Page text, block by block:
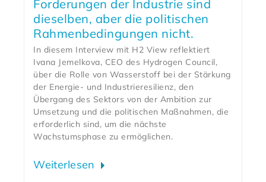
Forderungen der Industrie sind
dieselben, aber die politischen
Rahmenbedingungen nicht.
In diesem Interview mit H2 View reflektiert
Ivana Jemelkova, CEO des Hydrogen Council,
über die Rolle von Wasserstoff bei der Stärkung
der Energie- und Industrieresilienz, den
Übergang des Sektors von der Ambition zur
Umsetzung und die politischen Maßnahmen, die
erforderlich sind, um die nächste
Wachstumsphase zu ermöglichen.
Weiterlesen